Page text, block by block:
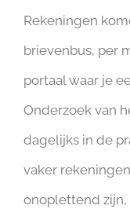
Rekeningen
brievenbus, per
portaal waar je
Onderzoek van
dagelijks in de
vaker
onoplettend